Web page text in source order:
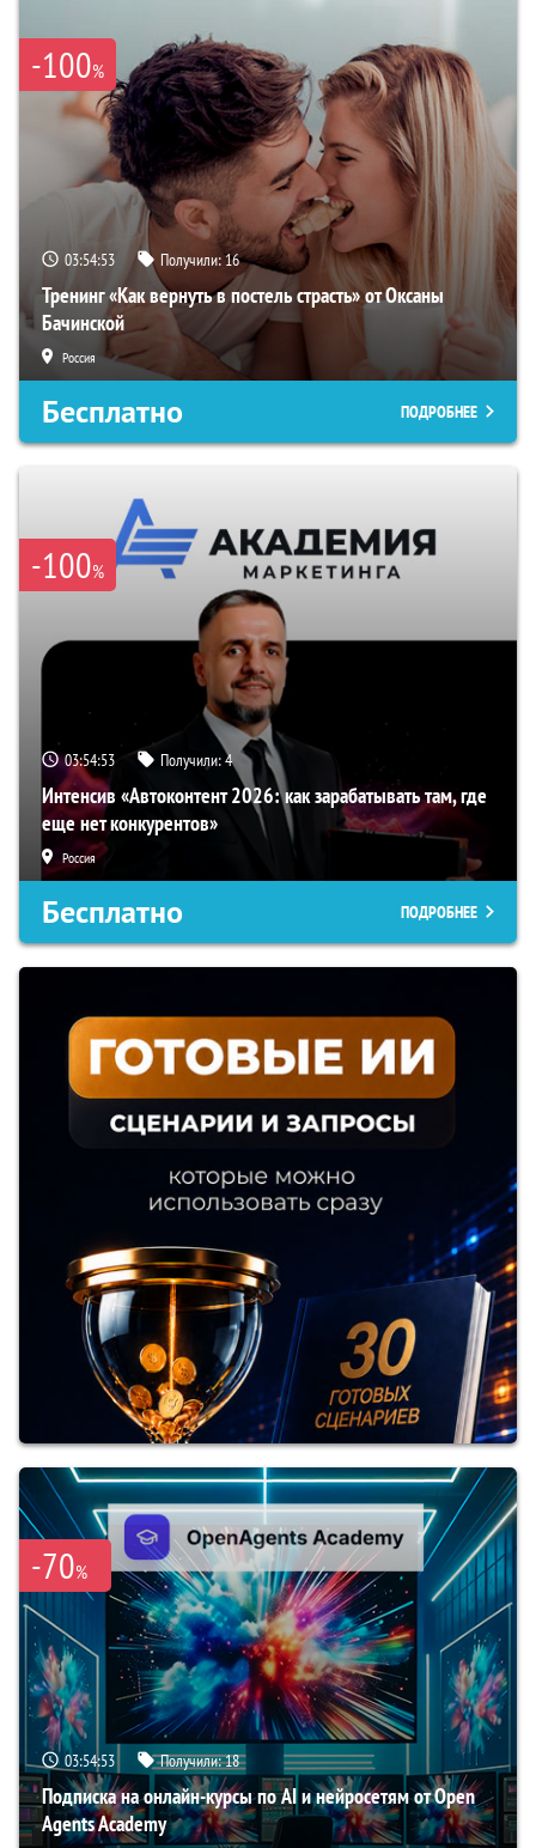
-100%
03:54:52 Получили:16
Тренинг «Как вернуть в постель страсть» от Оксаны
Бачинской
Россия
Бесплатно ПОДРОБНЕЕ
-100%
03:54:52 Получили:4
Интенсив «Автоконтент 2026: как зарабатывать там, где
еще нет конкурентов»
Россия
Бесплатно ПОДРОБНЕЕ
-70%
03:54:52 Получили:18
Подписка на онлайн-курсы по AI и нейросетям от Open
Agents Academy